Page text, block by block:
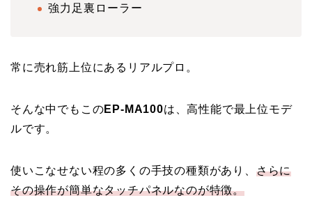
強力足裏ローラー
常に売れ筋上位にあるリアルプロ。
そんな中でもこのEP-MA100は、高性能で最上位モデ
ルです。
使いこなせない程の多くの手技の種類があり、 さらに
その操作が簡単なタッチパネルなのが特徴。